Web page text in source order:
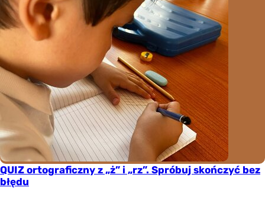
QUIZ ortograficzny z „ż” i „rz”. Spróbuj skończyć bez
błędu